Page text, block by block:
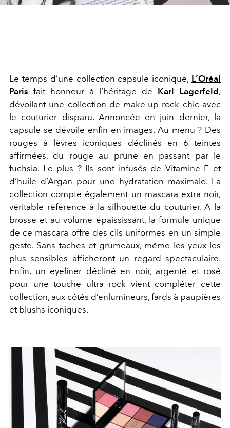
Le temps d’une collection capsule iconique, L’Oréal
Paris fait honneur à l’héritage de Karl Lagerfeld ,
dévoilant une collection de make-up rock chic avec
le couturier disparu. Annoncée en juin dernier, la
capsule se dévoile enfin en images. Au menu ? Des
rouges à lèvres iconiques déclinés en 6 teintes
affirmées, du rouge au prune en passant par le
fuchsia. Le plus ? Ils sont infusés de Vitamine E et
d’huile d’Argan pour une hydratation maximale. La
collection compte également un mascara extra noir,
véritable référence à la silhouette du couturier. A la
brosse et au volume épaississant, la formule unique
de ce mascara offre des cils uniformes en un simple
geste. Sans taches et grumeaux, même les yeux les
plus sensibles afficheront un regard spectaculaire.
Enfin, un eyeliner décliné en noir, argenté et rosé
pour une touche ultra rock vient compléter cette
collection, aux côtés d’enlumineurs, fards à paupières
et blushs iconiques.